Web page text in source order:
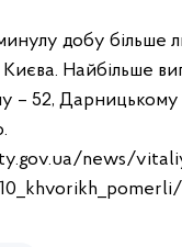
добу більше
Найбільше
– 52,
news/